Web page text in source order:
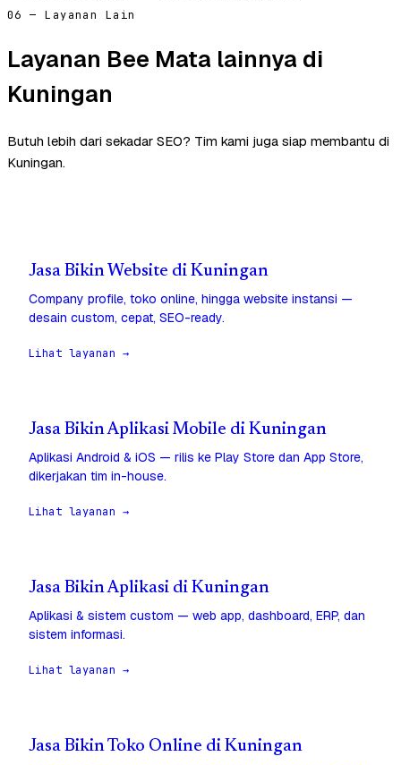
06 — Layanan Lain
Layanan Bee Mata lainnya di
Kuningan
Butuh lebih dari sekadar SEO? Tim kami juga siap membantu di
Kuningan.
Jasa Bikin Website di Kuningan
Company profile, toko online, hingga website instansi —
desain custom, cepat, SEO-ready.
Lihat layanan →
Jasa Bikin Aplikasi Mobile di Kuningan
Aplikasi Android & iOS — rilis ke Play Store dan App Store,
dikerjakan tim in-house.
Lihat layanan →
Jasa Bikin Aplikasi di Kuningan
Aplikasi & sistem custom — web app, dashboard, ERP, dan
sistem informasi.
Lihat layanan →
Jasa Bikin Toko Online di Kuningan